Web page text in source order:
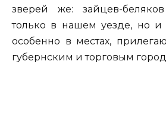
зверей же: зайцев-
только в нашем уезде, но
особенно в местах,
губернским и торговым